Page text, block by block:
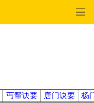
丐帮诀要 唐门诀要 杨